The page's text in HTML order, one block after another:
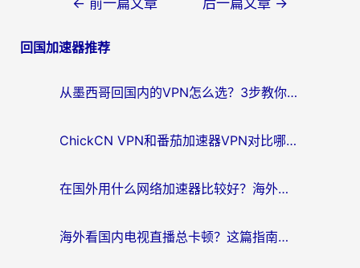
导
回国加速器推荐
从墨西哥回国内的VPN怎么选？3步教你无缝刷剧、玩国服游戏
ChickCN VPN和番茄加速器VPN对比哪个回国效果更好？海外党亲测后的真实答案
在国外用什么网络加速器比较好？海外党亲测：从痛点到解决方案的全攻略
海外看国内电视直播总卡顿？这篇指南教你选对回国加速器，无缝追剧不发愁